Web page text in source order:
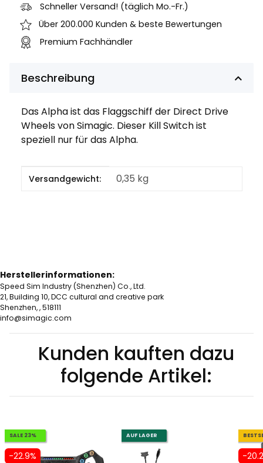
Schneller Versand! (täglich Mo.-Fr.)
Über 200.000 Kunden & beste Bewertungen
Premium Fachhändler
Beschreibung
Das Alpha ist das Flaggschiff der Direct Drive
Wheels von Simagic. Dieser Kill Switch ist
speziell nur für das Alpha.
Produkteigenschaft
Wert
Versandgewicht: 0,35 kg
Herstellerinformationen:
Speed Sim Industry (Shenzhen) Co., Ltd.
21, Building 10, DCC cultural and creative park
Shenzhen, , 518111
info@simagic.com
Kunden kauften dazu
folgende Artikel:
SALE 23%
-22.9%
AUF LAGER
-